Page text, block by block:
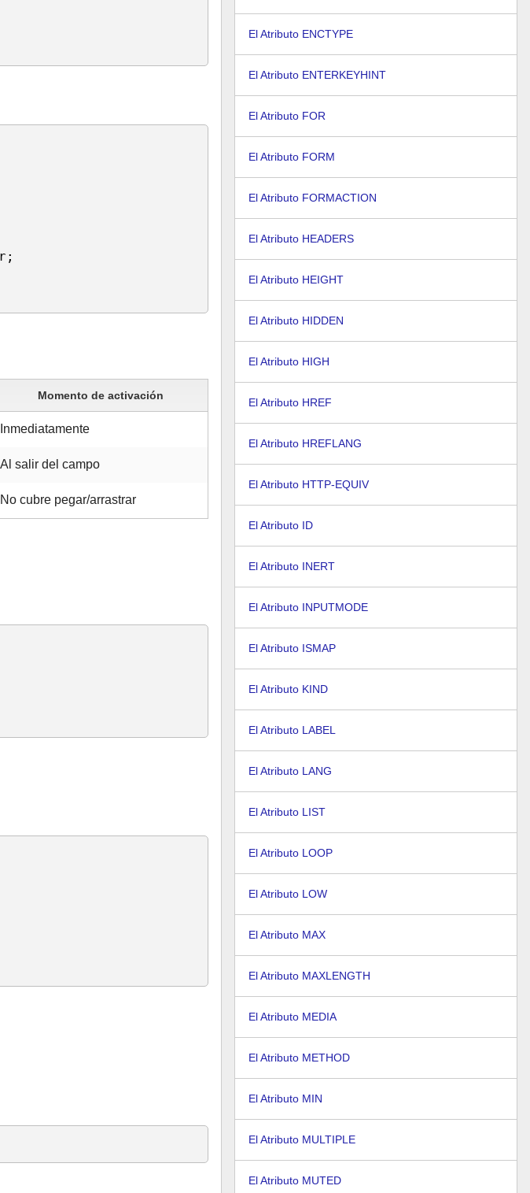
Momento de activación
Inmediatamente
Al salir del campo
No cubre pegar/arrastrar
El Atributo ENCTYPE
El Atributo ENTERKEYHINT
El Atributo FOR
El Atributo FORM
El Atributo FORMACTION
El Atributo HEADERS
El Atributo HEIGHT
El Atributo HIDDEN
El Atributo HIGH
El Atributo HREF
El Atributo HREFLANG
El Atributo HTTP-EQUIV
El Atributo ID
El Atributo INERT
El Atributo INPUTMODE
El Atributo ISMAP
El Atributo KIND
El Atributo LABEL
El Atributo LANG
El Atributo LIST
El Atributo LOOP
El Atributo LOW
El Atributo MAX
El Atributo MAXLENGTH
El Atributo MEDIA
El Atributo METHOD
El Atributo MIN
El Atributo MULTIPLE
El Atributo MUTED